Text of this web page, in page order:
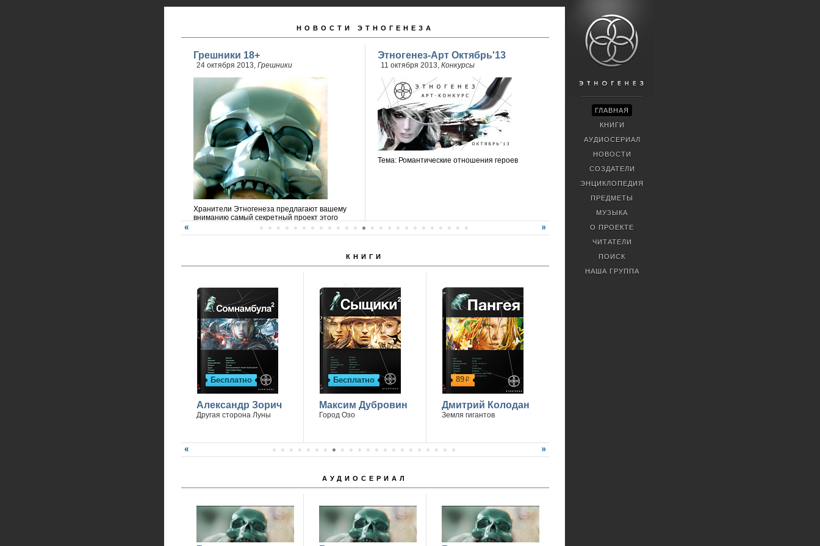
НОВОСТИ ЭТНОГЕНЕЗА
Грешники 18+
24 октября 2013, Грешники
Хранители Этногенеза предлагают вашему
вниманию самый секретный проект этого
Этногенез-Арт Октябрь'13
11 октября 2013, Конкурсы
Тема: Романтические отношения героев
КНИГИ
Бесплатно
Александр Зорич
Другая сторона Луны
Бесплатно
Максим Дубровин
Город Озо
89р
Дмитрий Колодан
Земля гигантов
АУДИОСЕРИАЛ
ГЛАВНАЯ
КНИГИ
АУДИОСЕРИАЛ
НОВОСТИ
СОЗДАТЕЛИ
ЭНЦИКЛОПЕДИЯ
ПРЕДМЕТЫ
МУЗЫКА
О ПРОЕКТЕ
ЧИТАТЕЛИ
ПОИСК
НАША ГРУППА